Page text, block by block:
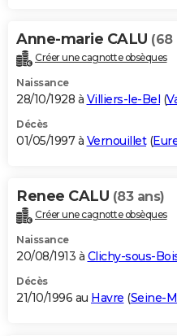
Anne-marie CALU (68
Créer une cagnotte obsèques
Naissance
28/10/1928 à Villiers-le-Bel (
Décès
01/05/1997 à Vernouillet(
Renee CALU (83 ans)
Créer une cagnotte obsèques
Naissance
20/08/1913 à Clichy-sous-
Décès
21/10/1996 au Havre (Seine-